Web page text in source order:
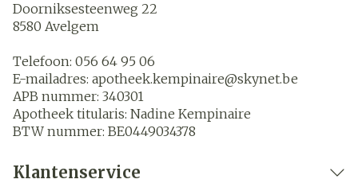
Doorniksesteenweg 22
8580 Avelgem
Telefoon: 056 64 95 06
E-mailadres: apotheek.kempinaire@skynet.be
APB nummer: 340301
Apotheek titularis: Nadine Kempinaire
BTW nummer: BE0449034378
Klantenservice